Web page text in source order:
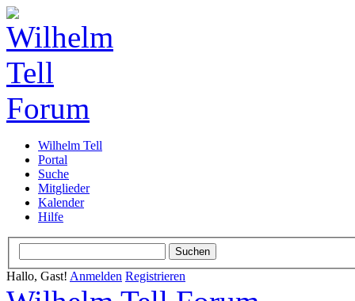
Wilhelm Tell
Portal
Suche
Mitglieder
Kalender
Hilfe
Hallo, Gast! Anmelden Registrieren